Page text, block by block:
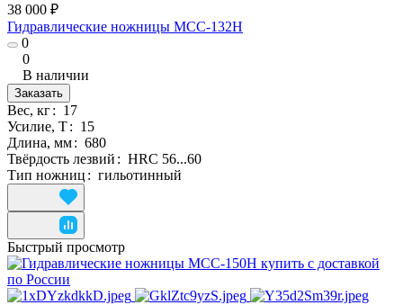
38 000 ₽
Гидравлические ножницы MCC-132H
0
0
В наличии
Заказать
Вес, кг: 17
Усилие, Т: 15
Длина, мм: 680
Твёрдость лезвий : HRC 56...60
Тип ножниц : гильотинный
Быстрый просмотр